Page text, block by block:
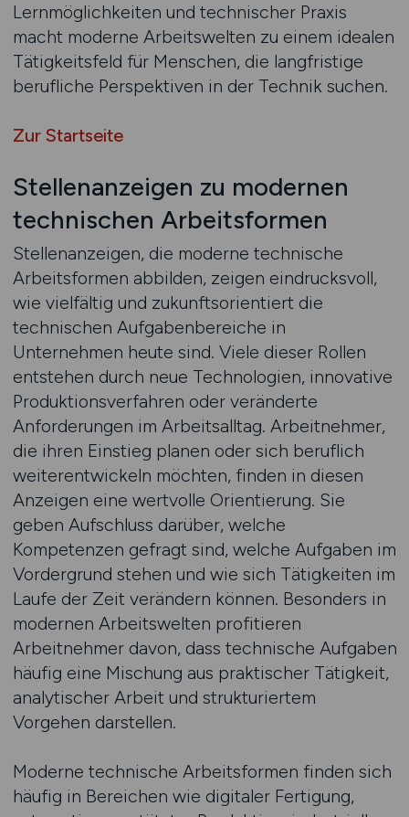
Lernmöglichkeiten und technischer Praxis
macht moderne Arbeitswelten zu einem idealen
Tätigkeitsfeld für Menschen, die langfristige
berufliche Perspektiven in der Technik suchen.
Zur Startseite
Stellenanzeigen zu modernen
technischen Arbeitsformen
Stellenanzeigen, die moderne technische
Arbeitsformen abbilden, zeigen eindrucksvoll,
wie vielfältig und zukunftsorientiert die
technischen Aufgabenbereiche in
Unternehmen heute sind. Viele dieser Rollen
entstehen durch neue Technologien, innovative
Produktionsverfahren oder veränderte
Anforderungen im Arbeitsalltag. Arbeitnehmer,
die ihren Einstieg planen oder sich beruflich
weiterentwickeln möchten, finden in diesen
Anzeigen eine wertvolle Orientierung. Sie
geben Aufschluss darüber, welche
Kompetenzen gefragt sind, welche Aufgaben im
Vordergrund stehen und wie sich Tätigkeiten im
Laufe der Zeit verändern können. Besonders in
modernen Arbeitswelten profitieren
Arbeitnehmer davon, dass technische Aufgaben
häufig eine Mischung aus praktischer Tätigkeit,
analytischer Arbeit und strukturiertem
Vorgehen darstellen.
Moderne technische Arbeitsformen finden sich
häufig in Bereichen wie digitaler Fertigung,